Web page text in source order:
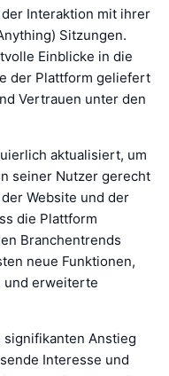
Interaktion mit ihrer
Sitzungen.
Einblicke in die
der Plattform geliefert
Vertrauen unter den
aktualisiert, um
seiner Nutzer gerecht
Website und der
die Plattform
Branchentrends
neue Funktionen,
und erweiterte
signifikanten Anstieg
Interesse und